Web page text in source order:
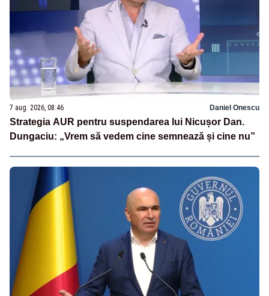
7 aug. 2026, 08:46 Daniel Onescu
Strategia AUR pentru suspendarea lui Nicușor Dan.
Dungaciu: „Vrem să vedem cine semnează și cine nu”